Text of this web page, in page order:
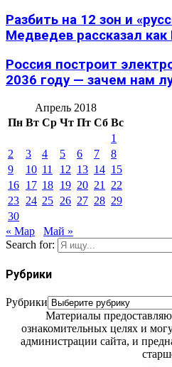
Разбить на 12 зон и
Медведев рассказал как
Россия построит
2036 году — зачем нам
Апрель 2018
Пн Вт Ср Чт Пт Сб Вс
1
2
3 4 5 6 7
8
9
10 11 12 13 14 15
16 17 18 19 20 21
22
23 24 25 26 27 28 29
30
« Мар
Май »
Search for:
Рубрики
Рубрики
Материалы
ознакомительных целях и
администрации сайта, и